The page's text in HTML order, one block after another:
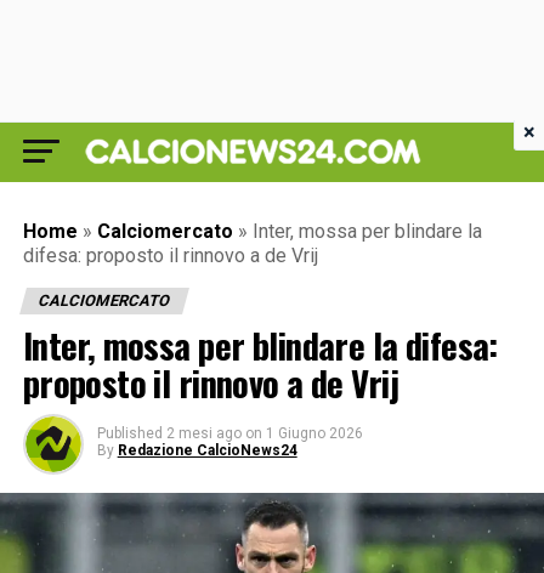
Home » Calciomercato » Inter, mossa per blindare la
difesa: proposto il rinnovo a de Vrij
CALCIOMERCATO
Inter, mossa per blindare la difesa:
proposto il rinnovo a de Vrij
Published 2 mesi ago on 1 Giugno 2026
By Redazione CalcioNews24
×